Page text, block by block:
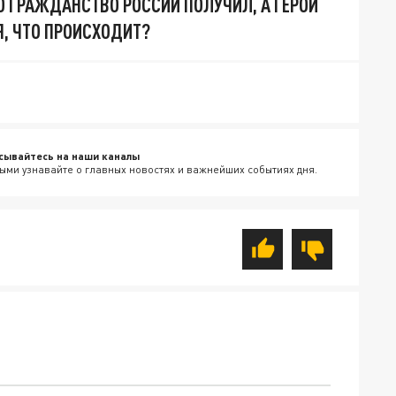
ЧТО ПРОИСХОДИТ?
на наши каналы
узнавайте о главных новостях и важнейших событиях дня.